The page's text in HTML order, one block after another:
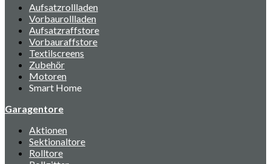
Aufsatzrollladen
Vorbaurollladen
Aufsatzraffstore
Vorbauraffstore
Textilscreens
Zubehör
Motoren
Smart Home
Garagentore
Aktionen
Sektionaltore
Rolltore